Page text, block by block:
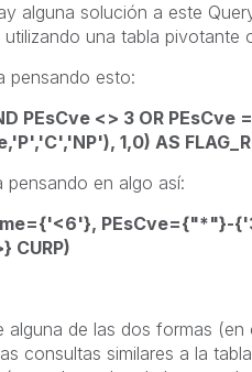
alguna solución a este
una tabla pivotante
pensando esto:
PEsCve <> 3 OR PEsCve
1,0) AS
pensando en algo así:
PEsCve={"*"}-
CURP)
alguna de las dos formas
consultas similares a la